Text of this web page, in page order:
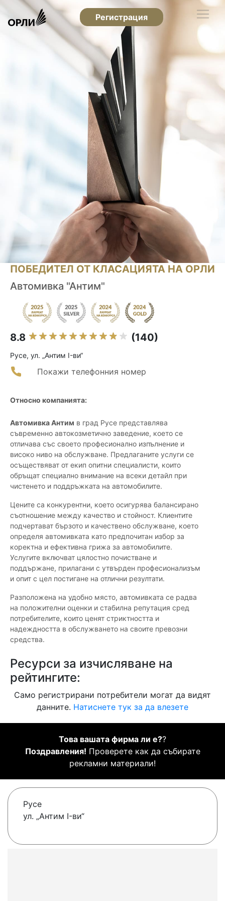
Регистрация
ПОБЕДИТЕЛ ОТ КЛАСАЦИЯТА НА ОРЛИ
Автомивка "Антим"
8.8 (140)
Русе, ул. „Антим I-ви“
Покажи телефонния номер
Относно компанията:
Автомивка Антим в град Русе представлява
съвременно автокозметично заведение, което се
отличава със своето професионално изпълнение и
високо ниво на обслужване. Предлаганите услуги се
осъществяват от екип опитни специалисти, които
обръщат специално внимание на всеки детайл при
чистенето и поддръжката на автомобилите.
Цените са конкурентни, което осигурява балансирано
съотношение между качество и стойност. Клиентите
подчертават бързото и качествено обслужване, което
определя автомивката като предпочитан избор за
коректна и ефективна грижа за автомобилите.
Услугите включват цялостно почистване и
поддържане, прилагани с утвърден професионализъм
и опит с цел постигане на отлични резултати.
Разположена на удобно място, автомивката се радва
на положителни оценки и стабилна репутация сред
потребителите, които ценят стриктността и
надеждността в обслужването на своите превозни
средства.
Ресурси за изчисляване на
рейтингите:
Само регистрирани потребители могат да видят
данните. Натиснете тук за да влезете
Това вашата фирма ли е??
Поздравления! Проверете как да събирате
рекламни материали!
Русе
ул. „Антим I-ви“